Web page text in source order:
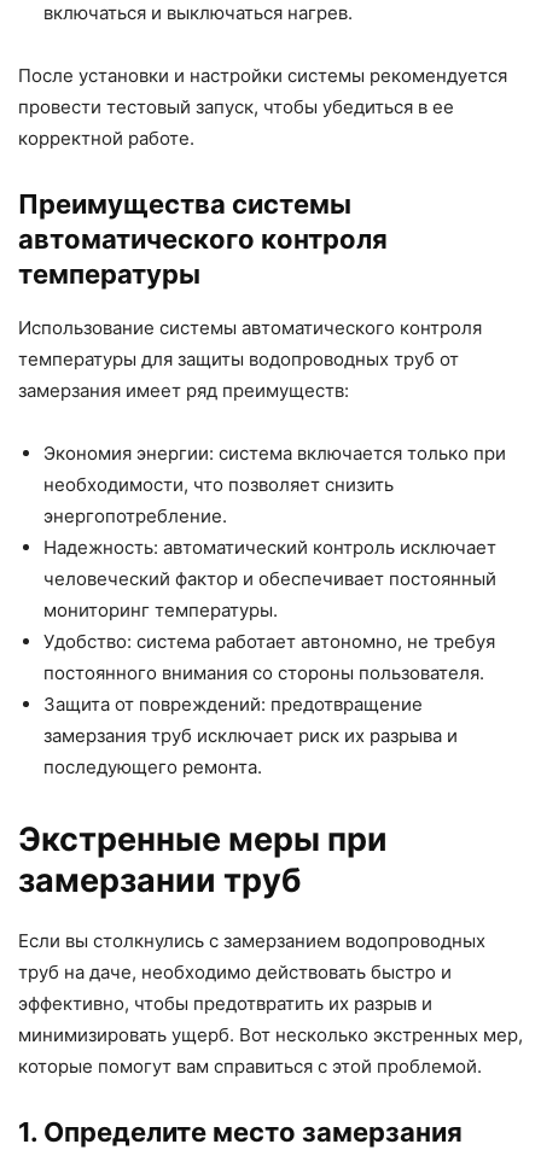
включаться и выключаться нагрев.
После установки и настройки системы рекомендуется
провести тестовый запуск, чтобы убедиться в ее
корректной работе.
Преимущества системы
автоматического контроля
температуры
Использование системы автоматического контроля
температуры для защиты водопроводных труб от
замерзания имеет ряд преимуществ:
Экономия энергии: система включается только при
необходимости, что позволяет снизить
энергопотребление.
Надежность: автоматический контроль исключает
человеческий фактор и обеспечивает постоянный
мониторинг температуры.
Удобство: система работает автономно, не требуя
постоянного внимания со стороны пользователя.
Защита от повреждений: предотвращение
замерзания труб исключает риск их разрыва и
последующего ремонта.
Экстренные меры при
замерзании труб
Если вы столкнулись с замерзанием водопроводных
труб на даче, необходимо действовать быстро и
эффективно, чтобы предотвратить их разрыв и
минимизировать ущерб. Вот несколько экстренных мер,
которые помогут вам справиться с этой проблемой.
1. Определите место замерзания